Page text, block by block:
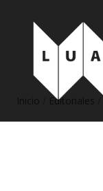
Editoriales